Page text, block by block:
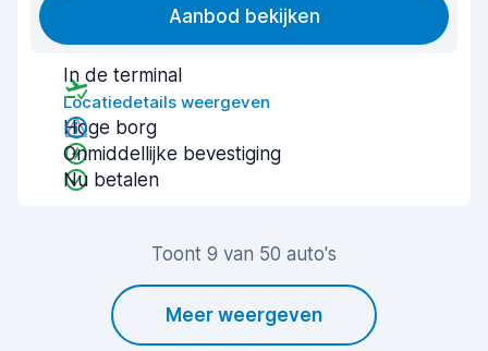
Aanbod bekijken
In de terminal
Locatiedetails weergeven
Hoge borg
Onmiddellijke bevestiging
Nu betalen
Toont 9 van 50 auto's
Meer weergeven